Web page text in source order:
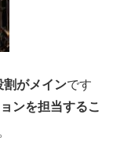
割がメインです
ンを担当するこ